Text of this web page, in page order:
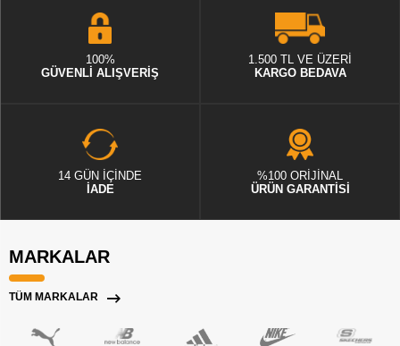
100%
GÜVENLİ ALIŞVERİŞ
1.500 TL VE ÜZERİ
KARGO BEDAVA
14 GÜN İÇİNDE
İADE
%100 ORİJİNAL
ÜRÜN GARANTİSİ
MARKALAR
TÜM MARKALAR